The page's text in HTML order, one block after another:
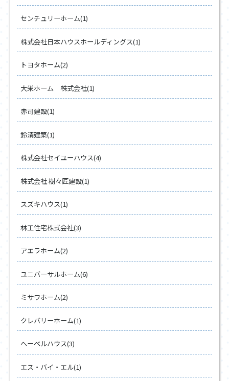
センチュリーホーム(1)
株式会社日本ハウスホールディングス(1)
トヨタホーム(2)
大栄ホーム 株式会社(1)
赤司建設(1)
鈴清建築(1)
株式会社セイユーハウス(4)
株式会社 樹々匠建設(1)
スズキハウス(1)
林工住宅株式会社(3)
アエラホーム(2)
ユニバーサルホーム(6)
ミサワホーム(2)
クレバリーホーム(1)
ヘーベルハウス(3)
エス・バイ・エル(1)